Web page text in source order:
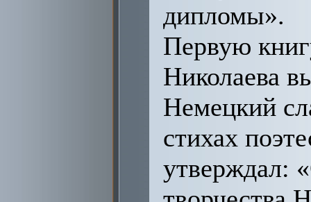
дипломы».
Первую
Николаева
Немецкий
стихах
утверждал: